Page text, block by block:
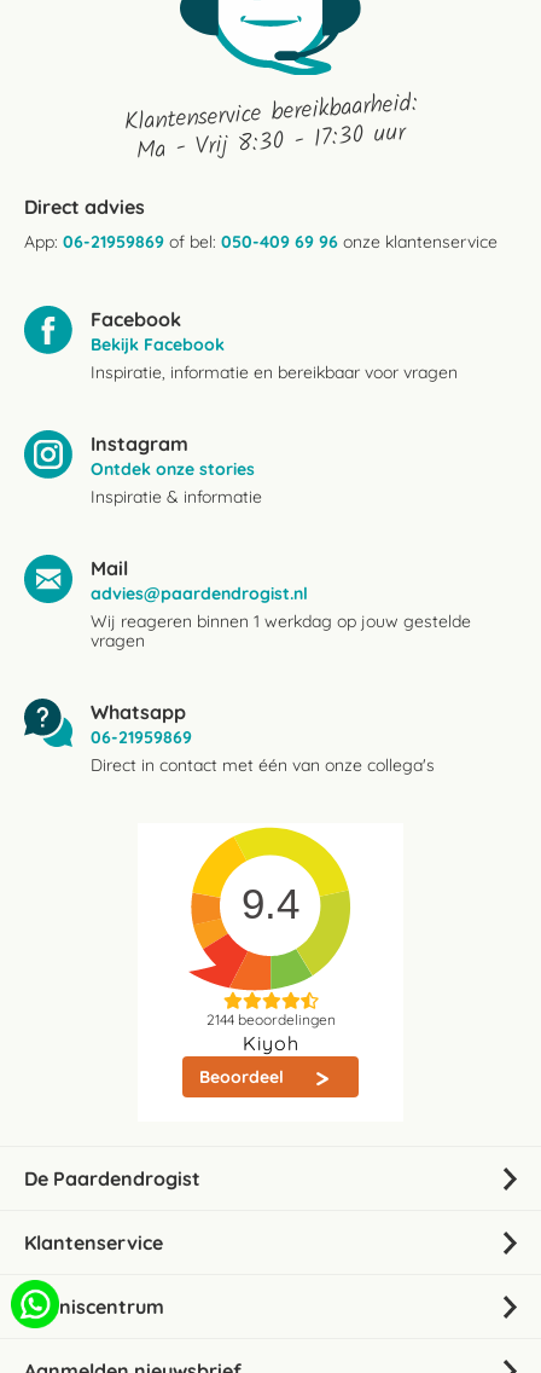
Klantenservice bereikbaarheid:
Ma - Vrij 8:30 - 17:30 uur
Direct advies
App: 06-21959869 of bel: 050-409 69 96 onze klantenservice
Facebook
Bekijk Facebook
Inspiratie, informatie en bereikbaar voor vragen
Instagram
Ontdek onze stories
Inspiratie & informatie
Mail
advies@paardendrogist.nl
Wij reageren binnen 1 werkdag op jouw gestelde
vragen
Whatsapp
06-21959869
Direct in contact met één van onze collega's
9.4
2144beoordelingen
Kiyoh
Beoordeel
De Paardendrogist
Klantenservice
Kenniscentrum